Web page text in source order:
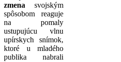
zmena svojským
spôsobom reaguje
na pomaly
ustupujúcu vlnu
upírskych snímok,
ktoré u mladého
publika nabrali